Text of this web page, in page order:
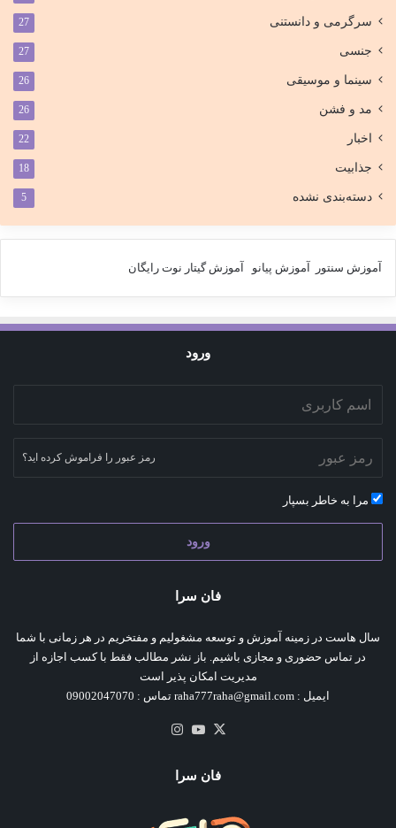
سرگرمی و دانستنی 27
جنسی 27
سینما و موسیقی 26
مد و فشن 26
اخبار 22
جذابیت 18
دسته‌بندی نشده 5
آموزش سنتور آموزش پیانو آموزش گیتار نوت رایگان
ورود
رمز عبور را فراموش کرده اید؟
مرا به خاطر بسپار
ورود
فان سرا
سال هاست در زمینه آموزش و توسعه مشغولیم و مفتخریم در هر زمانی با شما
در تماس حضوری و مجازی باشیم. باز نشر مطالب فقط با کسب اجازه از
مدیریت امکان پذیر است
ایمیل : raha777raha@gmail.com تماس : 09002047070
X یوتیوب
فان سرا